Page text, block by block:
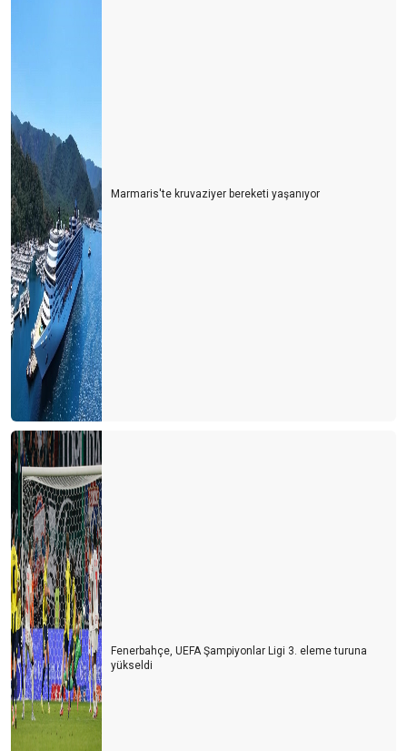
Marmaris'te kruvaziyer bereketi yaşanıyor
Fenerbahçe, UEFA Şampiyonlar Ligi 3. eleme turuna
yükseldi